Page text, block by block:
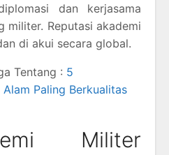
dan kerjasama
militer. Reputasi akademi
di akui secara global.
Tentang : 5
Paling Berkualitas
Militer